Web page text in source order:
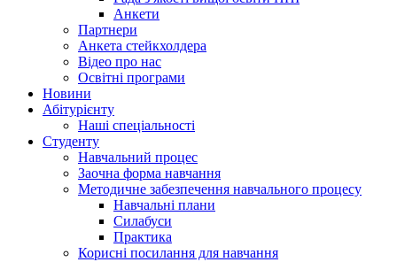
Анкети
Партнери
Анкета стейкхолдера
Відео про нас
Освітні програми
Hовини
Абітурієнту
Наші спеціальності
Студенту
Навчальний процес
Заочна форма навчання
Методичне забезпечення навчального процесу
Навчальні плани
Силабуси
Практика
Корисні посилання для навчання